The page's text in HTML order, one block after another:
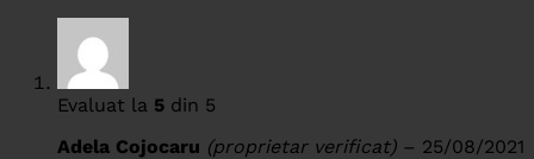
Evaluat la 5 din 5
Adela Cojocaru (proprietar verificat) – 25/08/2021